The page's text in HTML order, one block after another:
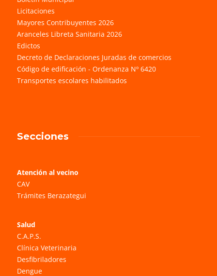
Licitaciones
Mayores Contribuyentes 2026
Aranceles Libreta Sanitaria 2026
Edictos
Decreto de Declaraciones Juradas de comercios
Código de edificación - Ordenanza Nº 6420
Transportes escolares habilitados
Secciones
Atención al vecino
CAV
Trámites Berazategui
Salud
C.A.P.S.
Clínica Veterinaria
Desfibriladores
Dengue